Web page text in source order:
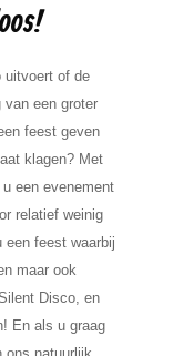
uitvoert of de
van een groter
feest geven
klagen? Met
een evenement
relatief weinig
een feest waarbij
maar ook
Disco, en
En als u graag